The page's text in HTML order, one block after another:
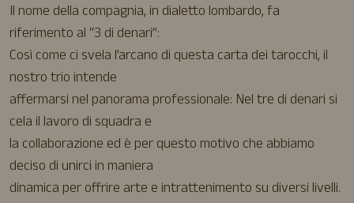
Il nome della compagnia, in dialetto lombardo, fa
riferimento al “3 di denari”:
Così come ci svela l’arcano di questa carta dei tarocchi, il
nostro trio intende
affermarsi nel panorama professionale: Nel tre di denari si
cela il lavoro di squadra e
la collaborazione ed è per questo motivo che abbiamo
deciso di unirci in maniera
dinamica per offrire arte e intrattenimento su diversi livelli.